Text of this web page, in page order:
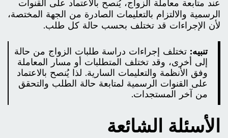
عند متابعة معاملة الزواج، يُنصح بالاعتماد على القنوات
الرسمية والالتزام بالتعليمات الصادرة من الجهة المختصة،
لأن الإجراءات قد تختلف بحسب حالة كل طلب.
تنبيه: تختلف إجراءات دراسة طلبات الزواج من حالة
إلى أخرى، وقد تختلف المتطلبات أو مسار المعاملة
وفق الأنظمة والتعليمات السارية. لذا يُنصح بالاعتماد
على القنوات الرسمية لمتابعة حالة الطلب والتحقق
من آخر المستجدات.
الأسئلة الشائعة